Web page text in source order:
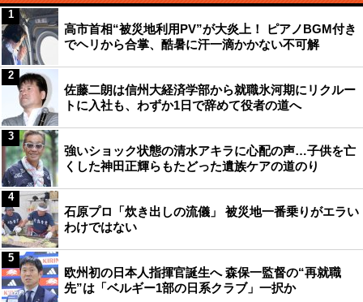
高市首相“被災地利用PV”が大炎上！ ピアノBGM付き
でヘリから合掌、酷暑に汗一滴かかない不可解
1
佐藤二朗は信州大経済学部から就職氷河期にリクルー
トに入社も、わずか1日で辞めて役者の道へ
2
強いショック状態の清水アキラに心配の声…子供を亡
くした神田正輝らもたどった遺族ケアの道のり
3
石原プロ「炊き出しの流儀」 被災地一番乗りがエラい
わけではない
4
欧州初の日本人指揮官誕生へ 森保一監督の“再就職
先”は「ベルギー1部の日系クラブ」一択か
5